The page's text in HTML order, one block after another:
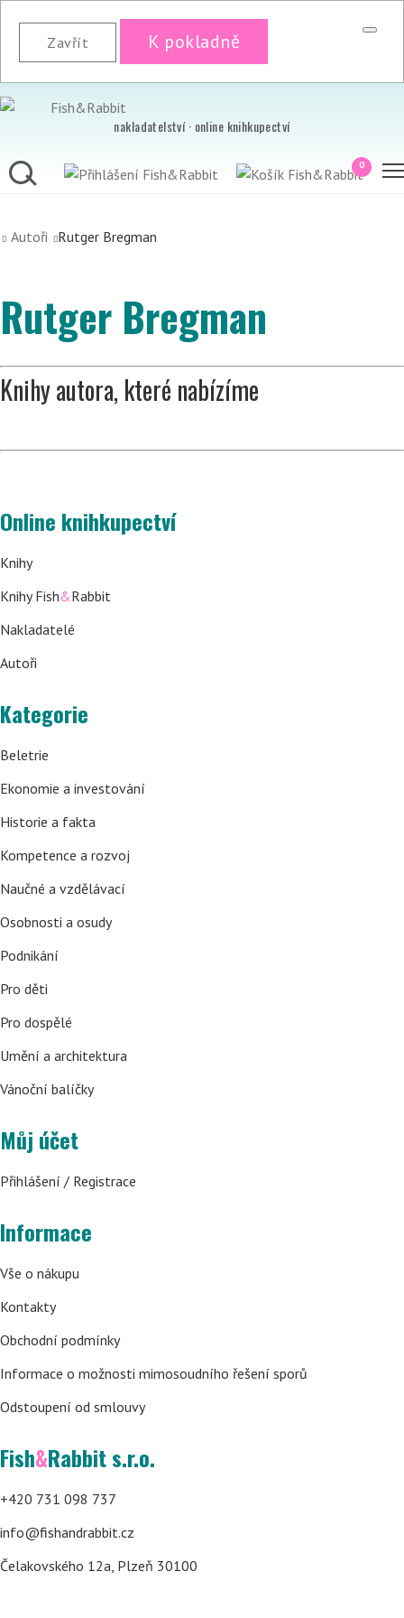
Zavřít K pokladně
nakladatelství · online knihkupectví
0
Autoři Rutger Bregman
Rutger Bregman
Knihy autora, které nabízíme
Online knihkupectví
Knihy
Knihy Fish&Rabbit
Nakladatelé
Autoři
Kategorie
Beletrie
Ekonomie a investování
Historie a fakta
Kompetence a rozvoj
Naučné a vzdělávací
Osobnosti a osudy
Podnikání
Pro děti
Pro dospělé
Umění a architektura
Vánoční balíčky
Můj účet
Přihlášení / Registrace
Informace
Vše o nákupu
Kontakty
Obchodní podmínky
Informace o možnosti mimosoudního řešení sporů
Odstoupení od smlouvy
Fish&Rabbit s.r.o.
+420 731 098 737
info@fishandrabbit.cz
Čelakovského 12a, Plzeň 30100